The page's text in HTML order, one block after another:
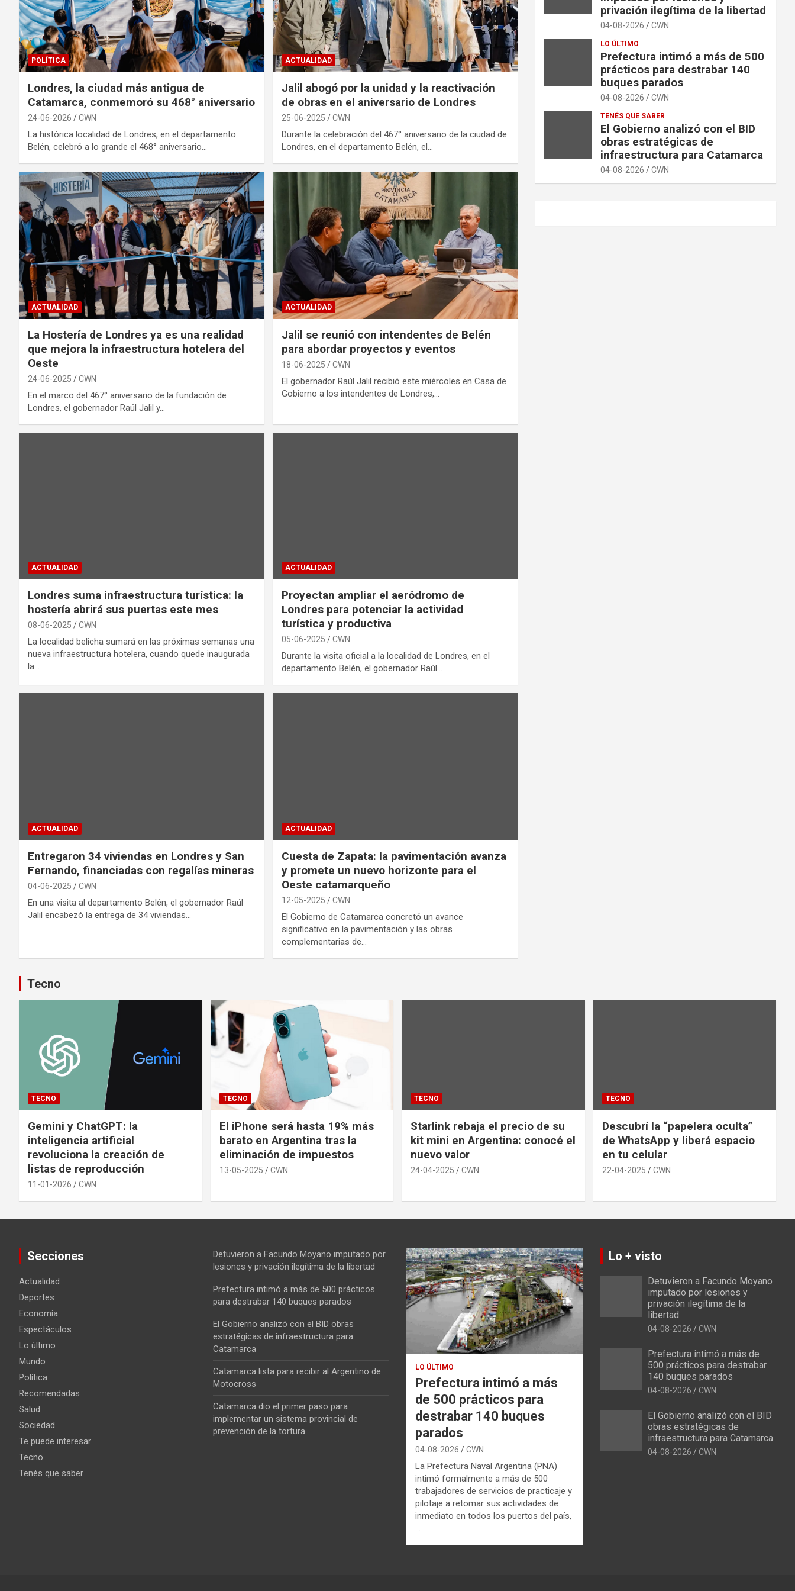
POLÍTICA
Londres, la ciudad más antigua de
Catamarca, conmemoró su 468° aniversario
24-06-2026 CWN
La histórica localidad de Londres, en el departamento
Belén, celebró a lo grande el 468° aniversario…
ACTUALIDAD
Jalil abogó por la unidad y la reactivación
de obras en el aniversario de Londres
25-06-2025 CWN
Durante la celebración del 467° aniversario de la ciudad de
Londres, en el departamento Belén, el…
ACTUALIDAD
La Hostería de Londres ya es una realidad
que mejora la infraestructura hotelera del
Oeste
24-06-2025 CWN
En el marco del 467° aniversario de la fundación de
Londres, el gobernador Raúl Jalil y…
ACTUALIDAD
Jalil se reunió con intendentes de Belén
para abordar proyectos y eventos
18-06-2025 CWN
El gobernador Raúl Jalil recibió este miércoles en Casa de
Gobierno a los intendentes de Londres,…
ACTUALIDAD
Londres suma infraestructura turística: la
hostería abrirá sus puertas este mes
08-06-2025 CWN
La localidad belicha sumará en las próximas semanas una
nueva infraestructura hotelera, cuando quede inaugurada
la…
ACTUALIDAD
Proyectan ampliar el aeródromo de
Londres para potenciar la actividad
turística y productiva
05-06-2025 CWN
Durante la visita oficial a la localidad de Londres, en el
departamento Belén, el gobernador Raúl…
ACTUALIDAD
Entregaron 34 viviendas en Londres y San
Fernando, financiadas con regalías mineras
04-06-2025 CWN
En una visita al departamento Belén, el gobernador Raúl
Jalil encabezó la entrega de 34 viviendas…
ACTUALIDAD
Cuesta de Zapata: la pavimentación avanza
y promete un nuevo horizonte para el
Oeste catamarqueño
12-05-2025 CWN
El Gobierno de Catamarca concretó un avance
significativo en la pavimentación y las obras
complementarias de…
privación ilegítima de la libertad
04-08-2026 CWN
LO ÚLTIMO
Prefectura intimó a más de 500
prácticos para destrabar 140
buques parados
04-08-2026 CWN
TENÉS QUE SABER
El Gobierno analizó con el BID
obras estratégicas de
infraestructura para Catamarca
04-08-2026 CWN
Tecno
TECNO
Gemini y ChatGPT: la
inteligencia artificial
revoluciona la creación de
listas de reproducción
11-01-2026 CWN
TECNO
El iPhone será hasta 19% más
barato en Argentina tras la
eliminación de impuestos
13-05-2025 CWN
TECNO
Starlink rebaja el precio de su
kit mini en Argentina: conocé el
nuevo valor
24-04-2025 CWN
TECNO
Descubrí la “papelera oculta”
de WhatsApp y liberá espacio
en tu celular
22-04-2025 CWN
Secciones
Actualidad
Deportes
Economía
Espectáculos
Lo último
Mundo
Política
Recomendadas
Salud
Sociedad
Te puede interesar
Tecno
Tenés que saber
Detuvieron a Facundo Moyano imputado por
lesiones y privación ilegítima de la libertad
Prefectura intimó a más de 500 prácticos
para destrabar 140 buques parados
El Gobierno analizó con el BID obras
estratégicas de infraestructura para
Catamarca
Catamarca lista para recibir al Argentino de
Motocross
Catamarca dio el primer paso para
implementar un sistema provincial de
prevención de la tortura
LO ÚLTIMO
Prefectura intimó a más
de 500 prácticos para
destrabar 140 buques
parados
04-08-2026 CWN
La Prefectura Naval Argentina (PNA)
intimó formalmente a más de 500
trabajadores de servicios de practicaje y
pilotaje a retomar sus actividades de
inmediato en todos los puertos del país,
…
Lo + visto
Detuvieron a Facundo Moyano
imputado por lesiones y
privación ilegítima de la
libertad
04-08-2026 CWN
Prefectura intimó a más de
500 prácticos para destrabar
140 buques parados
04-08-2026 CWN
El Gobierno analizó con el BID
obras estratégicas de
infraestructura para Catamarca
04-08-2026 CWN